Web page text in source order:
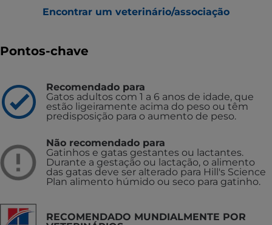
Encontrar um veterinário/associação
Pontos-chave
Recomendado para
Gatos adultos com 1 a 6 anos de idade, que
estão ligeiramente acima do peso ou têm
predisposição para o aumento de peso.
Não recomendado para
Gatinhos e gatas gestantes ou lactantes.
Durante a gestação ou lactação, o alimento
das gatas deve ser alterado para Hill's Science
Plan alimento húmido ou seco para gatinho.
RECOMENDADO MUNDIALMENTE POR